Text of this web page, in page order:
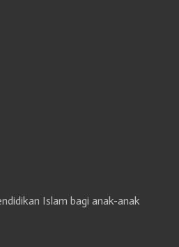
Islam bagi anak-anak